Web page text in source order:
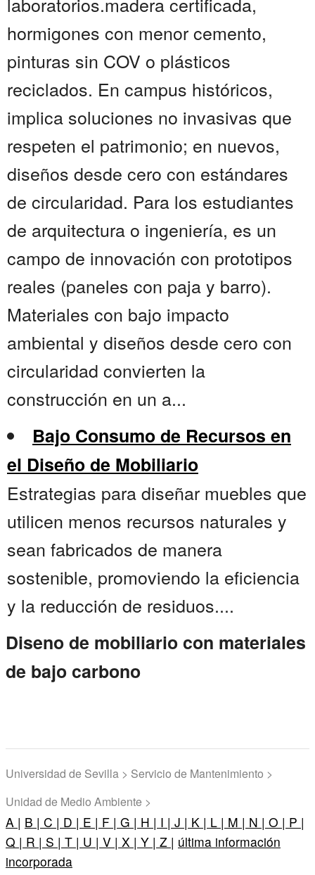
hormigones con menor cemento,
pinturas sin COV o plásticos
reciclados. En campus históricos,
implica soluciones no invasivas que
respeten el patrimonio; en nuevos,
diseños desde cero con estándares
de circularidad. Para los estudiantes
de arquitectura o ingeniería, es un
campo de innovación con prototipos
reales (paneles con paja y barro).
Materiales con bajo impacto
ambiental y diseños desde cero con
circularidad convierten la
construcción en un a...
Bajo Consumo de Recursos en
el Diseño de Mobiliario
Estrategias para diseñar muebles que
utilicen menos recursos naturales y
sean fabricados de manera
sostenible, promoviendo la eficiencia
y la reducción de residuos....
Diseno de mobiliario con materiales
de bajo carbono
Universidad de Sevilla > Servicio de Mantenimiento >
Unidad de Medio Ambiente >
A | B | C | D | E | F | G | H | I | J | K | L | M | N | O | P |
Q | R | S | T | U | V | X | Y | Z | última información
incorporada